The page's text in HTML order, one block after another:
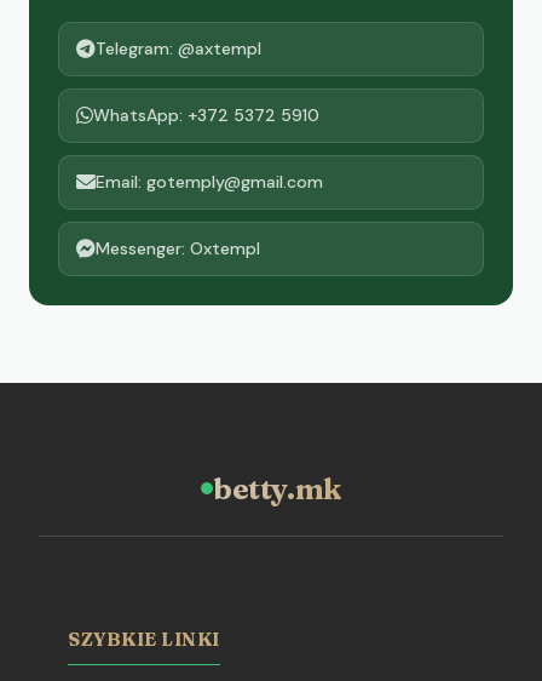
Telegram: @axtempl
WhatsApp: +372 5372 5910
Email: gotemply@gmail.com
Messenger: Oxtempl
betty.mk
SZYBKIE LINKI